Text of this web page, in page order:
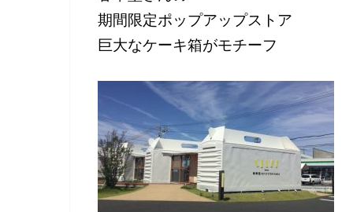
期間限定ポップアップストア
巨大なケーキ箱がモチーフ